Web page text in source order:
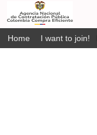
Home I want to join!